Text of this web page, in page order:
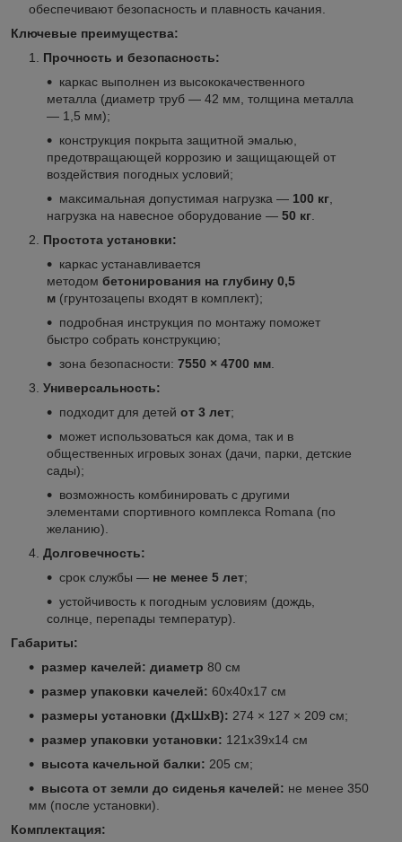
обеспечивают безопасность и плавность качания.
Ключевые преимущества:
Прочность и безопасность:
каркас выполнен из высококачественного
металла (диаметр труб — 42 мм, толщина металла
— 1,5 мм);
конструкция покрыта защитной эмалью,
предотвращающей коррозию и защищающей от
воздействия погодных условий;
максимальная допустимая нагрузка — 100 кг
нагрузка на навесное оборудование — 50 кг
Простота установки:
каркас устанавливается
методом бетонирования на глубину 0,5
м (грунтозацепы входят в комплект);
подробная инструкция по монтажу поможет
быстро собрать конструкцию;
зона безопасности: 7550 × 4700 мм
Универсальность:
подходит для детей от 3 лет;
может использоваться как дома, так и в
общественных игровых зонах (дачи, парки, детские
сады);
возможность комбинировать с другими
элементами спортивного комплекса Romana (по
желанию).
Долговечность:
срок службы — не менее 5 лет;
устойчивость к погодным условиям (дождь,
солнце, перепады температур).
Габариты:
размер качелей: диаметр 80 см
размер упаковки качелей: 60х40х17 см
размеры установки (ДхШхВ): 274 × 127 × 209 см;
размер упаковки установки: 121х39х14 см
высота качельной балки: 205 см;
высота от земли до сиденья качелей: не менее 350
мм (после установки).
Комплектация: